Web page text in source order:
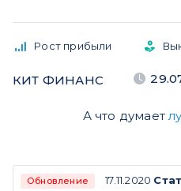
Рост прибыли
КИТ ФИНАНС
А что думает
Обновление 17.11.2020